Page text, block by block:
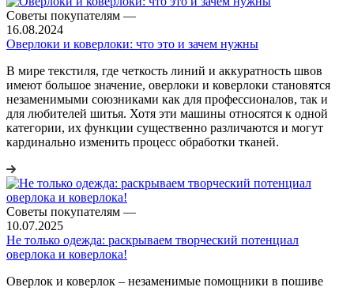
Советы покупателям —
16.08.2024
Оверлоки и коверлоки: что это и зачем нужны
В мире текстиля, где четкость линий и аккуратность швов
имеют большое значение, оверлоки и коверлоки становятся
незаменимыми союзниками как для профессионалов, так и
для любителей шитья. Хотя эти машины относятся к одной
категории, их функции существенно различаются и могут
кардинально изменить процесс обработки тканей.
Советы покупателям —
10.07.2025
Не только одежда: раскрываем творческий потенциал
оверлока и коверлока!
Оверлок и коверлок – незаменимые помощники в пошиве